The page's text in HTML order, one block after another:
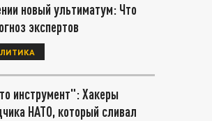
новый ультиматум: Что
экспертов
инструмент": Хакеры
НАТО, который сливал